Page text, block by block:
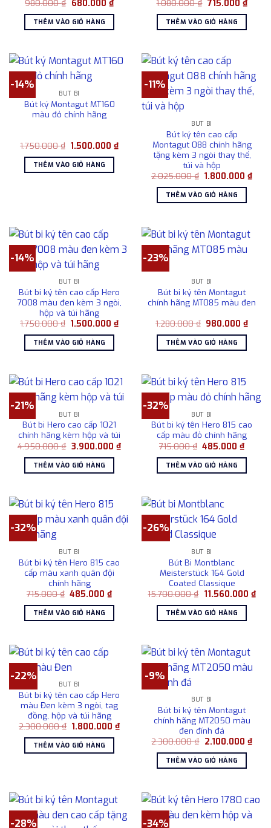
980.000₫ Giá
là:
980.000 ₫.
680.000 ₫Giá
hiện
tại
680.000 ₫.
THÊM VÀO GIỎ HÀNG
1.080.000₫ Giá
là:
1.080.000 ₫.
715.000 ₫Giá
hiện
THÊM VÀO GIỎ HÀNG
-14%
BÚT BI
Bút ký Montagut MT160
màu đỏ chính hãng
1.750.000₫ Giá
là:
1.750.000 ₫.
1.500.000₫Giá
hiện
1.500.000 ₫.
THÊM VÀO GIỎ HÀNG
-11%
BÚT BI
Bút ký tên cao cấp
Montagut 088 chính hãng
tặng kèm 3 ngòi thay thế,
túi và hộp
2.025.000₫ Giá
là:
2.025.000 ₫.
1.800.000₫Giá
hiện
THÊM VÀO GIỎ HÀNG
-14%
BÚT BI
Bút bi ký tên cao cấp Hero
7008 màu đen kèm 3 ngòi,
hộp và túi hãng
1.750.000₫ Giá
là:
1.750.000 ₫.
1.500.000₫Giá
THÊM VÀO GIỎ HÀNG
-23%
BÚT BI
Bút bi ký tên Montagut
chính hãng MT085 màu đen
1.280.000₫ Giá
là:
1.280.000 ₫.
980.000₫Giá
THÊM VÀO GIỎ HÀNG
-21%
BÚT BI
Bút bi Hero cao cấp 1021
chính hãng kèm hộp và túi
4.950.000₫ Giá
là:
4.950.000 ₫.
3.900.000 ₫Giá
hiện
3.900.000 ₫.
THÊM VÀO GIỎ HÀNG
-32%
BÚT BI
Bút bi ký tên Hero 815 cao
cấp màu đỏ chính hãng
715.000₫ Giá
là:
715.000 ₫.
485.000₫Giá
hiện
tại
THÊM VÀO GIỎ HÀNG
-32%
BÚT BI
Bút bi ký tên Hero 815 cao
cấp màu xanh quân đội
chính hãng
715.000₫ Giá
là:
715.000 ₫.
485.000₫Giá
hiện
tại
485.000 ₫.
THÊM VÀO GIỎ HÀNG
-26%
BÚT BI
Bút Bi Montblanc
Meisterstück 164 Gold
Coated Classique
15.700.000₫ Giá
là:
15.700.000 ₫.
11.560.000 ₫Giá
hiện
THÊM VÀO GIỎ HÀNG
-22%
BÚT BI
Bút bi ký tên cao cấp Hero
màu Đen kèm 3 ngòi, tag
đồng, hộp và túi hãng
2.300.000₫ Giá
là:
2.300.000 ₫.
1.800.000₫Giá
hiện
1.800.000 ₫.
THÊM VÀO GIỎ HÀNG
-9%
BÚT BI
Bút bi ký tên Montagut
chính hãng MT2050 màu
đen đính đá
2.300.000₫ Giá
là:
2.300.000 ₫.
2.100.000 ₫Giá
hiện
THÊM VÀO GIỎ HÀNG
-28% -34%